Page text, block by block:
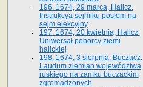
196. 1674, 29 marca, Halicz.
Instrukcya sejmiku posłom na
sejm elekcyjny
197. 1674, 20 kwietnia, Halicz.
Uniwersał poborcy ziemi
halickiej
198. 1674, 3 sierpnia, Buczacz.
Laudum ziemian województwa
ruskiego na zamku buczackim
zgromadzonych